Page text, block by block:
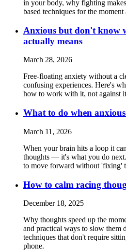
in your body, why fighting
based techniques for the moment
Anxious but don't know
actually means
March 28, 2026
Free-floating anxiety without a
confusing experiences. Here's
how to work with it, not against
What to do when
March 11, 2026
When your brain hits a loop it
thoughts — it's what you do
to move forward without 'fixing'
How to calm racing
December 18, 2025
Why thoughts speed up the
and practical ways to slow
techniques that don't require
phone.